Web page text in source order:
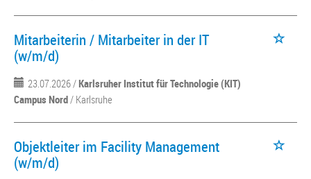
Mitarbeiterin / Mitarbeiter in der IT
(w/m/d)
23.07.2026 /Karlsruher Institut für Technologie (KIT)
Campus Nord/ Karlsruhe
Objektleiter im Facility Management
(w/m/d)